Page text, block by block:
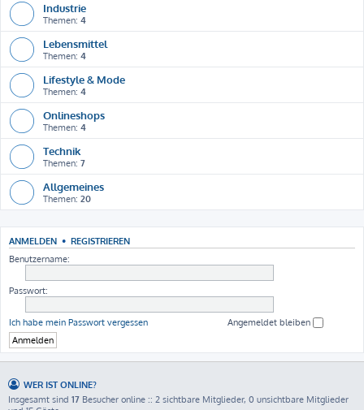
Industrie
Themen: 4
Lebensmittel
Themen: 4
Lifestyle & Mode
Themen: 4
Onlineshops
Themen: 4
Technik
Themen: 7
Allgemeines
Themen: 20
ANMELDEN • REGISTRIEREN
Benutzername:
Passwort:
Ich habe mein Passwort vergessen Angemeldet bleiben
WER IST ONLINE?
Insgesamt sind 17 Besucher online :: 2 sichtbare Mitglieder, 0 unsichtbare Mitglieder